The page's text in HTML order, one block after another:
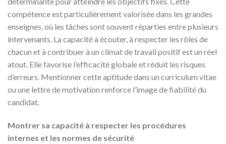
compétence est particulièrement valorisée dans les grandes
enseignes, où les tâches sont souvent réparties entre plusieurs
intervenants. La capacité à écouter, à respecter les rôles de
chacun et à contribuer à un climat de travail positif est un réel
atout. Elle favorise l’efficacité globale et réduit les risques
d’erreurs. Mentionner cette aptitude dans un curriculum vitae
ou une lettre de motivation renforce l’image de fiabilité du
candidat.
Montrer sa capacité à respecter les procédures
internes et les normes de sécurité